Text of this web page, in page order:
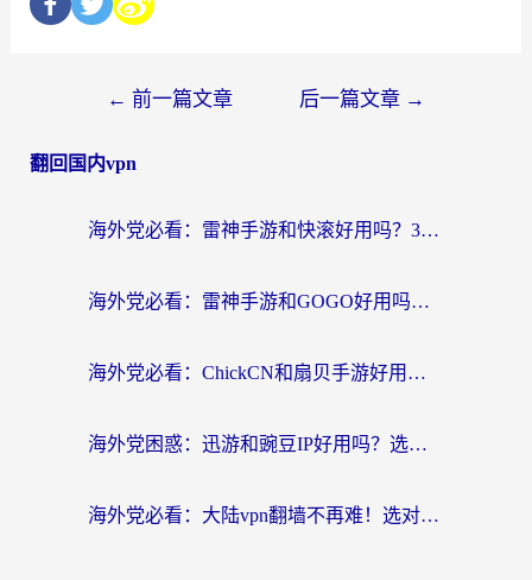
← 前一篇文章 后一篇文章 →
翻回国内vpn
海外党必看：雷神手游和快滚好用吗？3步选对回国加速器无缝刷国内资源
海外党必看：雷神手游和GOGO好用吗？3步选对回国加速器，无缝刷剧玩原神
海外党必看：ChickCN和扇贝手游好用吗？3步选对回国加速器无缝刷国内资源
海外党困惑：迅游和豌豆IP好用吗？选对回国加速器，刷剧游戏再也不卡
海外党必看：大陆vpn翻墙不再难！选对加速器，无缝刷国内资源